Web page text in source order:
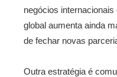
negócios
global aumenta ainda
de fechar novas
Outra estratégia é